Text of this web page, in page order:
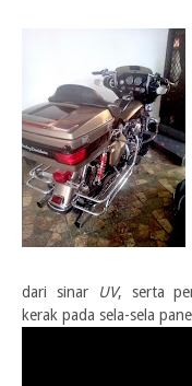
dari sinar
UV, serta
kerak pada sela-sela